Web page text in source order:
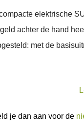
elektrische
achter de hand
met de
je dan aan voor de